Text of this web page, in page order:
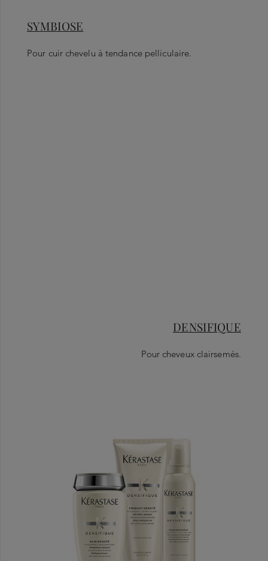
SYMBIOSE
Pour cuir chevelu à tendance pelliculaire.
DENSIFIQUE
Pour cheveux clairsemés.